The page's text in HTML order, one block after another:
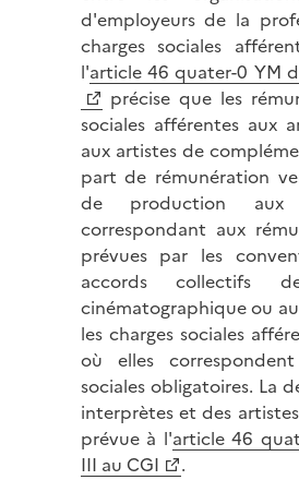
d'employeurs de la
charges sociales
l'article 46 quater-0 YM
précise que les
sociales afférentes aux
aux artistes de
part de rémunération
de production aux
correspondant aux
prévues par les
accords collectifs
cinématographique ou
les charges sociales
où elles
sociales obligatoires. La
interprètes et des
prévue à l'article 46
III au CGI
.